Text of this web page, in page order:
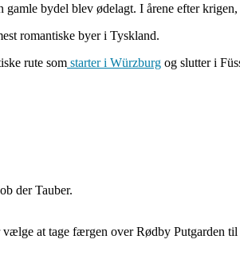
bydel blev ødelagt. I årene efter
romantiske byer i Tyskland.
rute som starter i Würzburg og slutter i
der Tauber.
at tage færgen over Rødby Putgarden